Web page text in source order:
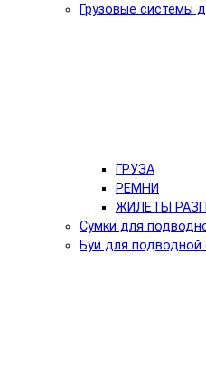
Грузовые системы
ГРУЗА
РЕМНИ
ЖИЛЕТЫ
Сумки для
Буи для подводной